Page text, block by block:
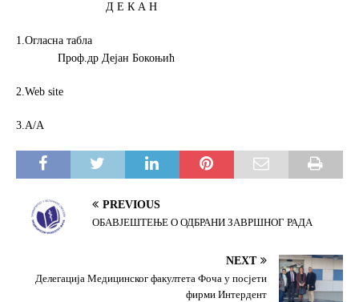
Д Е К А Н
1.Огласна табла
Проф.др Дејан Бокоњић
2.Web site
3.А/А
PREVIOUS
ОБАВЈЕШТЕЊЕ О ОДБРАНИ ЗАВРШНОГ РАДА
NEXT
Делегација Медицинског факултета Фоча у посјети
фирми Интердент